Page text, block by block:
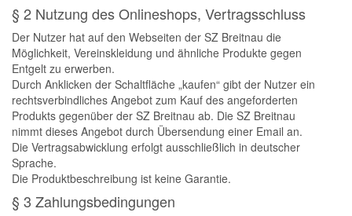
§ 2 Nutzung des Onlineshops, Vertragsschluss
Der Nutzer hat auf den Webseiten der SZ Breitnau die
Möglichkeit, Vereinskleidung und ähnliche Produkte gegen
Entgelt zu erwerben.
Durch Anklicken der Schaltfläche „kaufen“ gibt der Nutzer ein
rechtsverbindliches Angebot zum Kauf des angeforderten
Produkts gegenüber der SZ Breitnau ab. Die SZ Breitnau
nimmt dieses Angebot durch Übersendung einer Email an.
Die Vertragsabwicklung erfolgt ausschließlich in deutscher
Sprache.
Die Produktbeschreibung ist keine Garantie.
§ 3 Zahlungsbedingungen